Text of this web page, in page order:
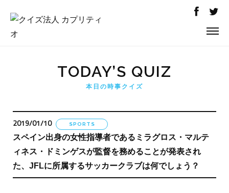
TODAY’S QUIZ
本日の時事クイズ
2019/01/10 SPORTS
スペイン出身の女性指導者であるミラグロス・マルテ
ィネス・ドミンゲスが監督を務めることが発表され
た、JFLに所属するサッカークラブは何でしょう？